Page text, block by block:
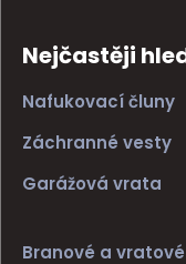
Nejčastěji
Nafukovací čluny
Záchranné vesty
Garážová vrata
Branové a vratové